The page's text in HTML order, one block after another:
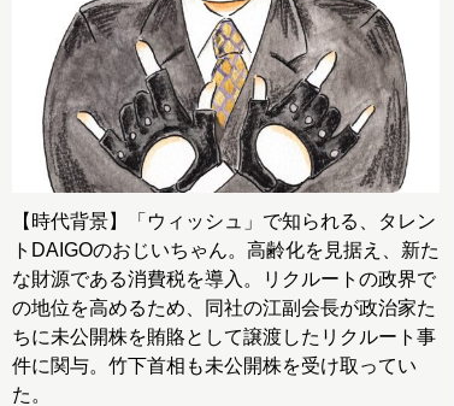
【時代背景】「ウィッシュ」で知られる、タレン
トDAIGOのおじいちゃん。高齢化を見据え、新た
な財源である消費税を導入。リクルートの政界で
の地位を高めるため、同社の江副会長が政治家た
ちに未公開株を賄賂として譲渡したリクルート事
件に関与。竹下首相も未公開株を受け取ってい
た。